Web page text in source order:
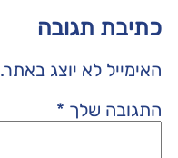
כתיבת תגובה
האימייל לא יוצג באתר.
התגובה שלך *